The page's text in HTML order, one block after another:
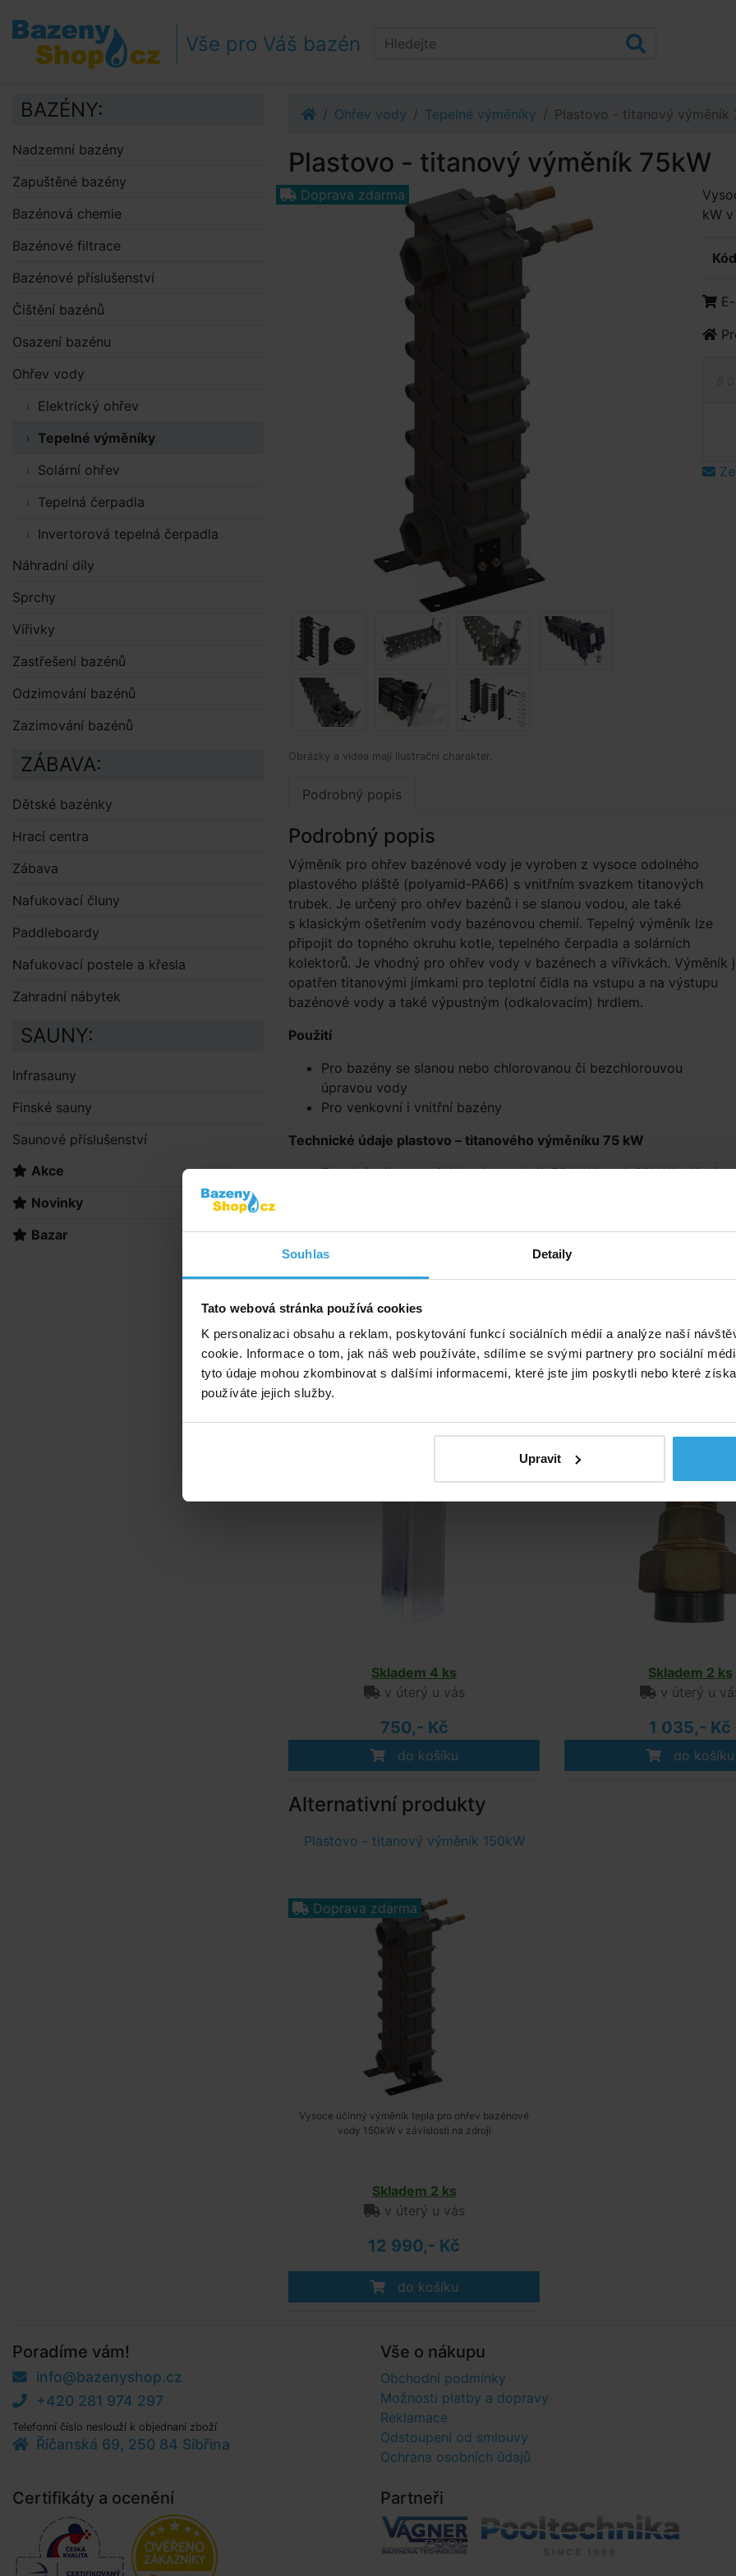
Souhlas Detaily
Tato webová stránka používá cookies
K personalizaci obsahu a reklam, poskytování funkcí sociálních médií a analýze naší
cookie. Informace o tom, jak náš web používáte, sdílíme se svými partnery pro sociální
tyto údaje mohou zkombinovat s dalšími informacemi, které jste jim poskytli nebo které
používáte jejich služby.
Upravit
Přejít na obsah
Přejít k postrannímu sloupci
Klávesové zkratky
Vše pro Váš bazén
Ohřev vody Tepelné výměníky Plastovo - titanový výměník
Plastovo - titanový výměník 75kW
Doprava zdarma
Obrázky a videa mají ilustrační charakter.
kW
Podrobný popis
Podrobný popis
Výměník pro ohřev bazénové vody je vyroben z vysoce odolného
plastového pláště (polyamid-PA66) s vnitřním svazkem titanových
trubek. Je určený pro ohřev bazénů i se slanou vodou, ale také
s klasickým ošetřením vody bazénovou chemií. Tepelný výměník lze
připojit do topného okruhu kotle, tepelného čerpadla a solárních
kolektorů. Je vhodný pro ohřev vody v bazénech a vířivkách. Výměník
opatřen titanovými jímkami pro teplotní čidla na vstupu a na výstupu
bazénové vody a také výpustným (odkalovacím) hrdlem.
Použití
Pro bazény se slanou nebo chlorovanou či bezchlorouvou
úpravou vody
Pro venkovní i vnitřní bazény
Technické údaje plastovo – titanového výměníku 75 kW
Tepelný výkon v závislosti na zdroji: 75 kW/kotel, 30kW/solární
Průtok bazénové vody do 6 m3/hod
Připojení topného okruhu: venkovní titanový závit 3/4"
Maximální teplota topné vody: 120°C
Doporučené příslušenství (2)
Izolační box na plastovo titanový
Skladem 4 ks
v úterý u vás
750,- Kč
do košíku
Skladem 2 ks
v úterý u
1 035,- Kč
do košíku
Alternativní produkty
Plastovo - titanový výměník 150kW
Doprava zdarma
Vysoce účinný výměník tepla pro ohřev bazénové
vody 150kW v závislosti na zdroji
Skladem 2 ks
v úterý u vás
12 990,- Kč
do košíku
BAZÉNY:
Nadzemní bazény
Zapuštěné bazény
Bazénová chemie
Bazénové filtrace
Bazénové příslušenství
Čištění bazénů
Osazení bazénu
Ohřev vody
Elektrický ohřev
Tepelné výměníky
Solární ohřev
Tepelná čerpadla
Invertorová tepelná čerpadla
Náhradní díly
Sprchy
Vířivky
Zastřešení bazénů
Odzimování bazénů
Zazimování bazénů
ZÁBAVA:
Dětské bazénky
Hrací centra
Zábava
Nafukovací čluny
Paddleboardy
Nafukovací postele a křesla
Zahradní nábytek
SAUNY:
Infrasauny
Finské sauny
Saunové příslušenství
Akce
Novinky
Bazar
Poradíme vám!
info@bazenyshop.cz
+420 281 974 297
Telefonní číslo neslouží k objednaní zboží
Říčanská 69, 250 84 Sibřina
Vše o nákupu
Obchodní podmínky
Možnosti platby a dopravy
Reklamace
Odstoupení od smlouvy
Ochrana osobních údajů
Certifikáty a ocenění Partneři